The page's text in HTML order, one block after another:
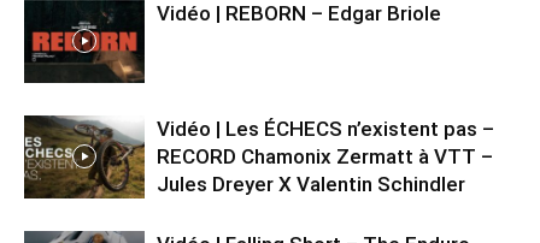
Vidéo | REBORN – Edgar Briole
Vidéo | Les ÉCHECS n’existent pas –
RECORD Chamonix Zermatt à VTT –
Jules Dreyer X Valentin Schindler